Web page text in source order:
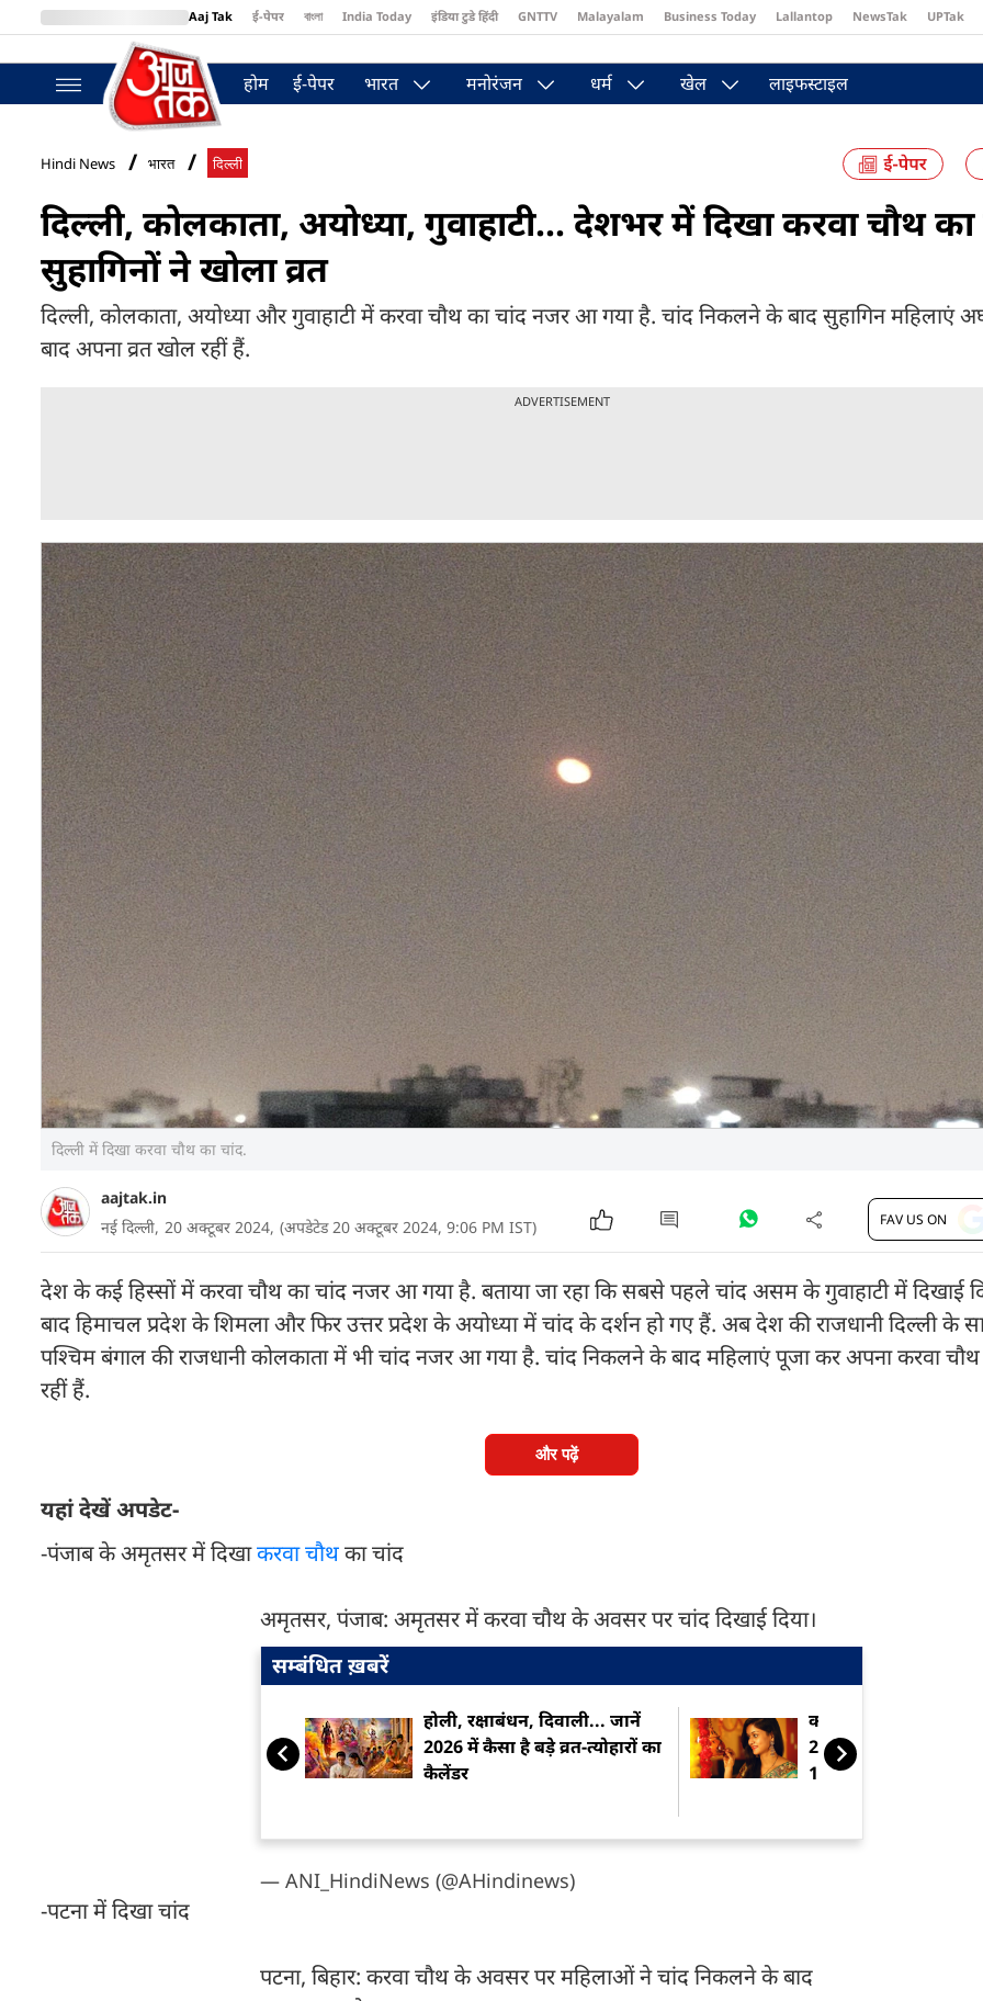
Aaj Tak ई-पेपर বাংলা India Today इंडिया टुडे हिंदी GNTTV Malayalam Business Today Lallantop NewsTak UPTak
BT Bazaar
होम ई-पेपर भारत मनोरंजन धर्म खेल लाइफस्टाइल
Hindi News भारत दिल्ली
दिल्ली, कोलकाता, अयोध्या, गुवाहाटी... देशभर में दिखा करवा चौथ का
सुहागिनों ने खोला व्रत
दिल्ली, कोलकाता, अयोध्या और गुवाहाटी में करवा चौथ का चांद नजर आ गया है. चांद निकलने के बाद सुहागिन महिलाएं
बाद अपना व्रत खोल रहीं हैं.
ADVERTISEMENT
दिल्ली में दिखा करवा चौथ का चांद.
aajtak.in
नई दिल्ली, 20 अक्टूबर 2024, (अपडेटेड 20 अक्टूबर 2024, 9:06 PM IST) FAV US ON
देश के कई हिस्सों में करवा चौथ का चांद नजर आ गया है. बताया जा रहा कि सबसे पहले चांद असम के गुवाहाटी में दिखाई
बाद हिमाचल प्रदेश के शिमला और फिर उत्तर प्रदेश के अयोध्या में चांद के दर्शन हो गए हैं. अब देश की राजधानी दिल्ली के
पश्चिम बंगाल की राजधानी कोलकाता में भी चांद नजर आ गया है. चांद निकलने के बाद महिलाएं पूजा कर अपना करवा चौथ
रहीं हैं.
और पढ़ें
यहां देखें अपडेट-
-पंजाब के अमृतसर में दिखाकरवा चौथका चांद
अमृतसर, पंजाब: अमृतसर में करवा चौथ के अवसर पर चांद दिखाई दिया।
सम्बंधित ख़बरें
होली, रक्षाबंधन, दिवाली... जानें
2026 में कैसा है बड़े व्रत-त्योहारों का
कैलेंडर
करवा चौथ से नवरात्र तक,
2026 में कब-कब हैं
15 सबसे बड़े व्रत
— ANI_HindiNews (@AHindinews)
-पटना में दिखा चांद
पटना, बिहार: करवा चौथ के अवसर पर महिलाओं ने चांद निकलने के बाद